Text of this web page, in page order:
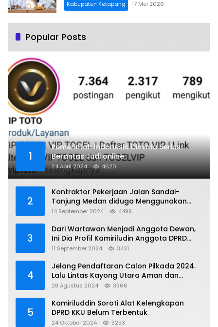
Kabupaten Ketapang 17 Mei 2026
Popular Posts
1
Pemerintah Indonesia Diminta Serius
Berantas Judi online
24 April 2024 4620
2
Kontraktor Pekerjaan Jalan Sandai-
Tanjung Medan diduga Menggunakan
Matrial Tanah tak Berizin Resmi
14 September 2024 4499
3
Dari Wartawan Menjadi Anggota Dewan,
Ini Dia Profil Kamiriludin Anggota DPRD
Dapil 1 KKU
11 September 2024 3431
4
Jelang Pendaftaran Calon Pilkada 2024.
Lalu Lintas Kayong Utara Aman dan
Kondusif
28 Agustus 2024 3366
5
Kamiriluddin Soroti Alat Kelengkapan
DPRD KKU Belum Terbentuk
24 Oktober 2024 3253